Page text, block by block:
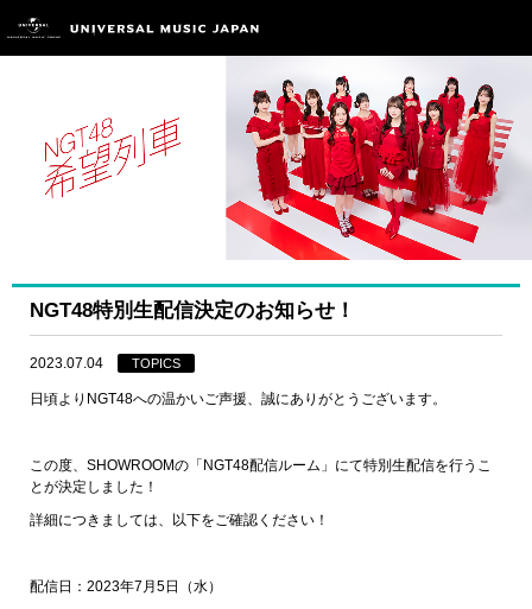
NGT48特別生配信決定のお知らせ！
2023.07.04 TOPICS
日頃よりNGT48への温かいご声援、誠にありがとうございます。
この度、SHOWROOMの「NGT48配信ルーム」にて特別生配信を行うこ
とが決定しました！
詳細につきましては、以下をご確認ください！
配信日：2023年7月5日（水）